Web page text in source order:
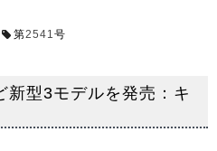
第2541号
新型3モデルを発売：キ